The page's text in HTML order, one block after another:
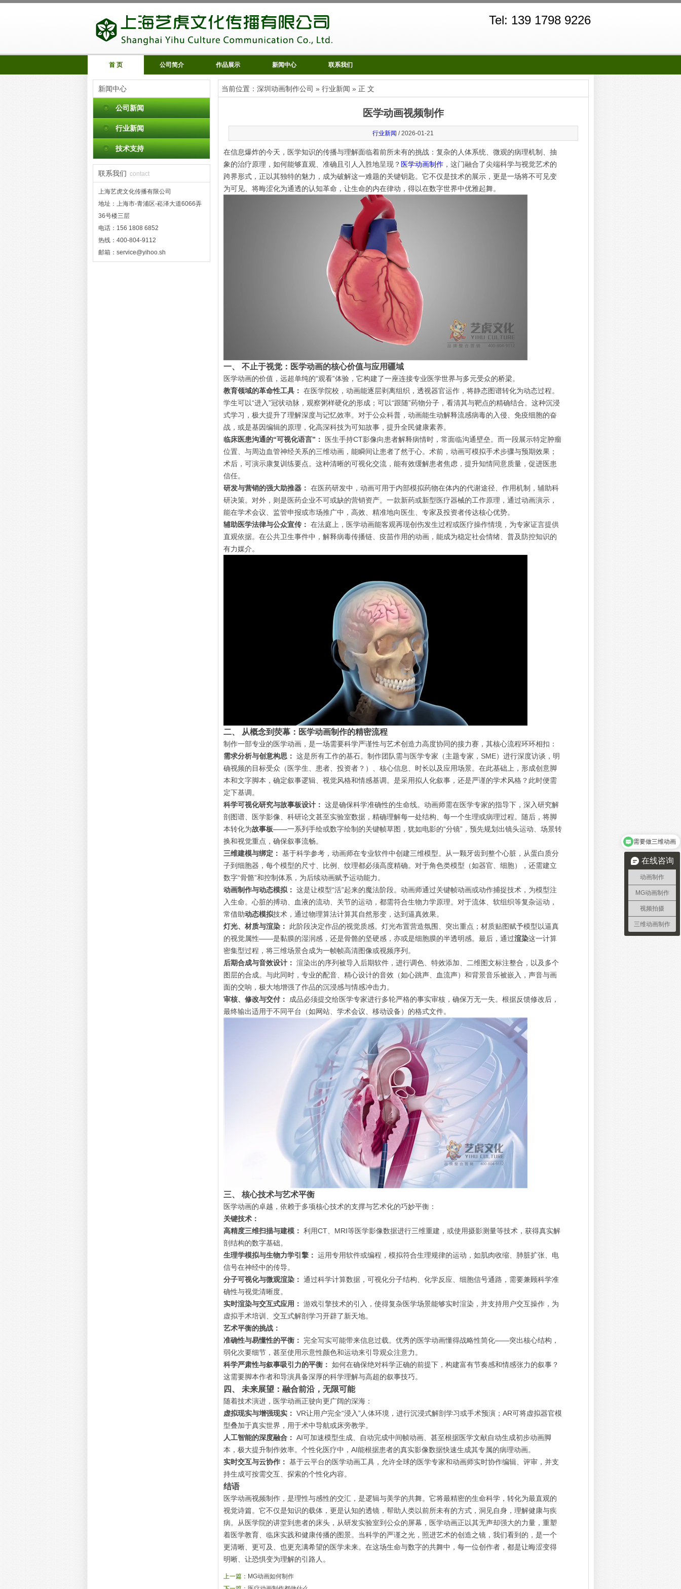
Tel: 139 1798 9226
首 页 公司简介 作品展示 新闻中心 联系我们
新闻中心
公司新闻
行业新闻
技术支持
联系我们 contact
上海艺虎文化传播有限公司
地址：上海市-青浦区-崧泽大道6066弄
36号楼三层
电话：156 1808 6852
热线：400-804-9112
邮箱：service@yihoo.sh
当前位置： 深圳动画制作公司 » 行业新闻 » 正 文
医学动画视频制作
行业新闻 / 2026-01-21
在信息爆炸的今天，医学知识的传播与理解面临着前所未有的挑战：复杂的人体系统、微观的病理机制、抽
象的治疗原理，如何能够直观、准确且引人入胜地呈现？ 医学动画制作，这门融合了尖端科学与视觉艺术的
跨界形式，正以其独特的魅力，成为破解这一难题的关键钥匙。它不仅是技术的展示，更是一场将不可见变
为可见、将晦涩化为通透的认知革命，让生命的内在律动，得以在数字世界中优雅起舞。
一、 不止于视觉：医学动画的核心价值与应用疆域
医学动画的价值，远超单纯的“观看”体验，它构建了一座连接专业医学世界与多元受众的桥梁。
教育领域的革命性工具： 在医学院校，动画能逐层剥离组织，透视器官运作，将静态图谱转化为动态过程。
学生可以“进入”冠状动脉，观察粥样硬化的形成；可以“跟随”药物分子，看清其与靶点的精确结合。这种沉浸
式学习，极大提升了理解深度与记忆效率。对于公众科普，动画能生动解释流感病毒的入侵、免疫细胞的奋
战，或是基因编辑的原理，化高深科技为可知故事，提升全民健康素养。
临床医患沟通的“可视化语言”：
医生手持CT影像向患者解释病情时，常面临沟通壁垒。而一段展示特定肿瘤
位置、与周边血管神经关系的三维动画，能瞬间让患者了然于心。术前，动画可模拟手术步骤与预期效果；
术后，可演示康复训练要点。这种清晰的可视化交流，能有效缓解患者焦虑，提升知情同意质量，促进医患
信任。
研发与营销的强大助推器： 在医药研发中，动画可用于内部模拟药物在体内的代谢途径、作用机制，辅助科
研决策。对外，则是医药企业不可或缺的营销资产。一款新药或新型医疗器械的工作原理，通过动画演示，
能在学术会议、监管申报或市场推广中，高效、精准地向医生、专家及投资者传达核心优势。
辅助医学法律与公众宣传： 在法庭上，医学动画能客观再现创伤发生过程或医疗操作情境，为专家证言提供
直观依据。在公共卫生事件中，解释病毒传播链、疫苗作用的动画，能成为稳定社会情绪、普及防控知识的
有力媒介。
二、 从概念到荧幕：医学动画制作的精密流程
制作一部专业的医学动画，是一场需要科学严谨性与艺术创造力高度协同的接力赛，其核心流程环环相扣：
需求分析与创意构思： 这是所有工作的基石。制作团队需与医学专家（主题专家，SME）进行深度访谈，明
确视频的目标受众（医学生、患者、投资者？）、核心信息、时长以及应用场景。在此基础上，形成创意脚
本和文字脚本，确定叙事逻辑、视觉风格和情感基调。是采用拟人化叙事，还是严谨的学术风格？此时便需
定下基调。
科学可视化研究与故事板设计： 这是确保科学准确性的生命线。动画师需在医学专家的指导下，深入研究解
剖图谱、医学影像、科研论文甚至实验室数据，精确理解每一处结构、每一个生理或病理过程。随后，将脚
本转化为故事板——一系列手绘或数字绘制的关键帧草图，犹如电影的“分镜”，预先规划出镜头运动、场景转
换和视觉重点，确保叙事流畅。
三维建模与绑定： 基于科学参考，动画师在专业软件中创建三维模型。从一颗牙齿到整个心脏，从蛋白质分
子到细胞器，每个模型的尺寸、比例、纹理都必须高度精确。对于角色类模型（如器官、细胞），还需建立
数字“骨骼”和控制体系，为后续动画赋予运动能力。
动画制作与动态模拟： 这是让模型“活”起来的魔法阶段。动画师通过关键帧动画或动作捕捉技术，为模型注
入生命。心脏的搏动、血液的流动、关节的运动，都需符合生物力学原理。对于流体、软组织等复杂运动，
常借助动态模拟技术，通过物理算法计算其自然形变，达到逼真效果。
灯光、材质与渲染：
此阶段决定作品的视觉质感。灯光布置营造氛围、突出重点；材质贴图赋予模型以逼真
的视觉属性——是黏膜的湿润感，还是骨骼的坚硬感，亦或是细胞膜的半透明感。最后，通过渲染这一计算
密集型过程，将三维场景合成为一帧帧高清图像或视频序列。
后期合成与音效设计： 渲染出的序列被导入后期软件，进行调色、特效添加、二维图文标注整合，以及多个
图层的合成。与此同时，专业的配音、精心设计的音效（如心跳声、血流声）和背景音乐被嵌入，声音与画
面的交响，极大地增强了作品的沉浸感与情感冲击力。
审核、修改与交付：
成品必须提交给医学专家进行多轮严格的事实审核，确保万无一失。根据反馈修改后，
最终输出适用于不同平台（如网站、学术会议、移动设备）的格式文件。
三、 核心技术与艺术平衡
医学动画的卓越，依赖于多项核心技术的支撑与艺术化的巧妙平衡：
关键技术：
高精度三维扫描与建模： 利用CT、MRI等医学影像数据进行三维重建，或使用摄影测量等技术，获得真实解
剖结构的数字基础。
生理学模拟与生物力学引擎： 运用专用软件或编程，模拟符合生理规律的运动，如肌肉收缩、肺脏扩张、电
信号在神经中的传导。
分子可视化与微观渲染： 通过科学计算数据，可视化分子结构、化学反应、细胞信号通路，需要兼顾科学准
确性与视觉清晰度。
实时渲染与交互式应用： 游戏引擎技术的引入，使得复杂医学场景能够实时渲染，并支持用户交互操作，为
虚拟手术培训、交互式解剖学习开辟了新天地。
艺术平衡的挑战：
准确性与易懂性的平衡：
完全写实可能带来信息过载。优秀的医学动画懂得战略性简化——突出核心结构，
弱化次要细节，甚至使用示意性颜色和运动来引导观众注意力。
科学严肃性与叙事吸引力的平衡： 如何在确保绝对科学正确的前提下，构建富有节奏感和情感张力的叙事？
这需要脚本作者和导演具备深厚的科学理解与高超的叙事技巧。
四、 未来展望：融合前沿，无限可能
随着技术演进，医学动画正驶向更广阔的深海：
虚拟现实与增强现实： VR让用户完全“浸入”人体环境，进行沉浸式解剖学习或手术预演；AR可将虚拟器官模
型叠加于真实世界，用于术中导航或床旁教学。
人工智能的深度融合： AI可加速模型生成、自动完成中间帧动画、甚至根据医学文献自动生成初步动画脚
本，极大提升制作效率。个性化医疗中，AI能根据患者的真实影像数据快速生成其专属的病理动画。
实时交互与云协作： 基于云平台的医学动画工具，允许全球的医学专家和动画师实时协作编辑、评审，并支
持生成可按需交互、探索的个性化内容。
结语
医学动画视频制作，是理性与感性的交汇，是逻辑与美学的共舞。它将最精密的生命科学，转化为最直观的
视觉诗篇。它不仅是知识的载体，更是认知的透镜，帮助人类以前所未有的方式，洞见自身，理解健康与疾
病。从医学院的讲堂到患者的床头，从研发实验室到公众的屏幕，医学动画正以其无声却强大的力量，重塑
着医学教育、临床实践和健康传播的图景。当科学的严谨之光，照进艺术的创造之镜，我们看到的，是一个
更清晰、更可及、也更充满希望的医学未来。在这场生命与数字的共舞中，每一位创作者，都是让晦涩变得
明晰、让恐惧变为理解的引路人。
上一篇： MG动画如何制作
在线咨询
动画制作
MG动画制作
视频拍摄
三维动画制作
三维动画的制作流程